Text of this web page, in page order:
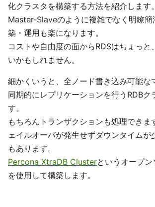
化クラスタを構築する方法を紹介します。
Master-Slaveのように複雑でなく明瞭簡
築・運用も楽になります。
コストや自由度の面からRDSはちょっと
いかもしれません。
細かくいうと、全ノード書き込み可能な
同期的にレプリケーションを行うRDBク
す。
もちろんトランザクションも処理できま
ェイルオーバが発生せずダウンタイムが
もあります。
Percona XtraDB Clusterというオープ
を使用して構築します。